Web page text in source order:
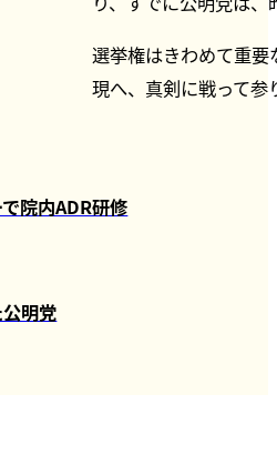
選挙権はきわめて重
現へ、真剣に戦って参
院内ADR研修
明党